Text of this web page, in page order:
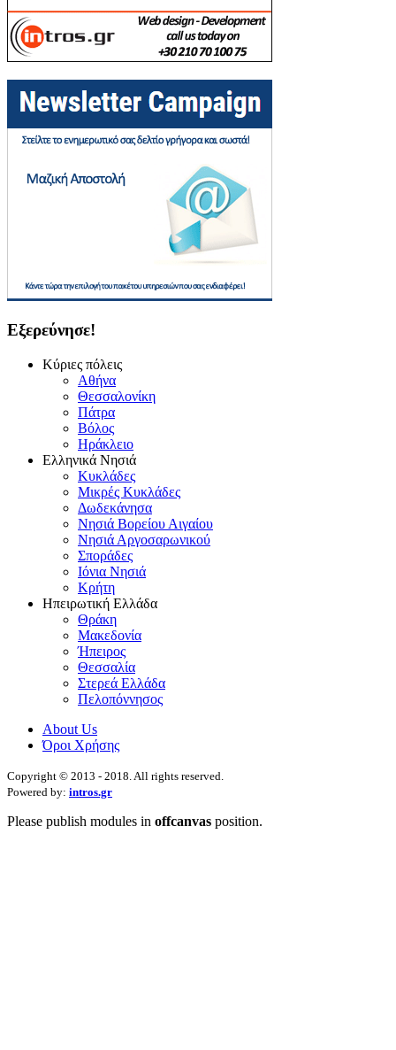
Εξερεύνησε!
Κύριες πόλεις
Αθήνα
Θεσσαλονίκη
Πάτρα
Βόλος
Ηράκλειο
Ελληνικά Νησιά
Κυκλάδες
Μικρές Κυκλάδες
Δωδεκάνησα
Νησιά Βορείου Αιγαίου
Νησιά Αργοσαρωνικού
Σποράδες
Ιόνια Νησιά
Κρήτη
Ηπειρωτική Ελλάδα
Θράκη
Μακεδονία
Ήπειρος
Θεσσαλία
Στερεά Ελλάδα
Πελοπόννησος
About Us
Όροι Χρήσης
Copyright © 2013 - 2018. All rights reserved.
Powered by: intros.gr
Please publish modules in offcanvas position.